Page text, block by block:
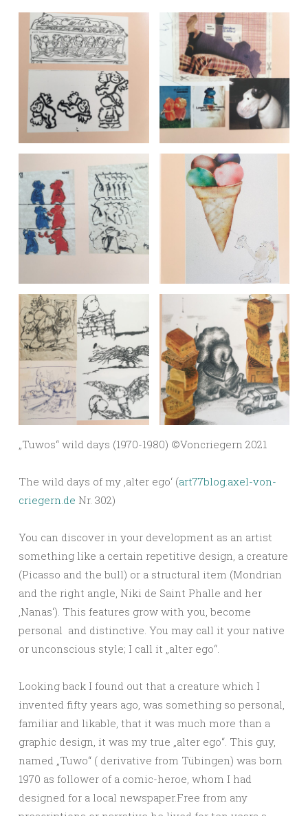
„Tuwos“ wild days (1970-1980) ©️Voncriegern 2021
The wild days of my ‚alter ego‘ (art77blog.axel-von-
criegern.de Nr. 302)
You can discover in your development as an artist
something like a certain repetitive design, a creature
(Picasso and the bull) or a structural item (Mondrian
and the right angle, Niki de Saint Phalle and her
‚Nanas‘). This features grow with you, become
personal and distinctive. You may call it your native
or unconscious style; I call it „alter ego“.
Looking back I found out that a creature which I
invented fifty years ago, was something so personal,
familiar and likable, that it was much more than a
graphic design, it was my true „alter ego“. This guy,
named „Tuwo“ ( derivative from Tübingen) was born
1970 as follower of a comic-heroe, whom I had
designed for a local newspaper.Free from any